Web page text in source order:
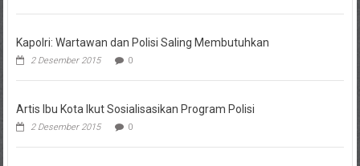
Kapolri: Wartawan dan Polisi Saling Membutuhkan
2 Desember 2015 0
Artis Ibu Kota Ikut Sosialisasikan Program Polisi
2 Desember 2015 0